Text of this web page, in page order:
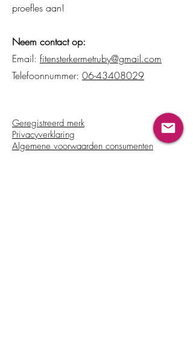
proefles aan!
Neem contact op:
Email: fitensterkermetruby@gmail.com
Telefoonnummer: 06-43408029
Geregistreerd merk
Privacyverklaring
Algemene voorwaarden consumenten